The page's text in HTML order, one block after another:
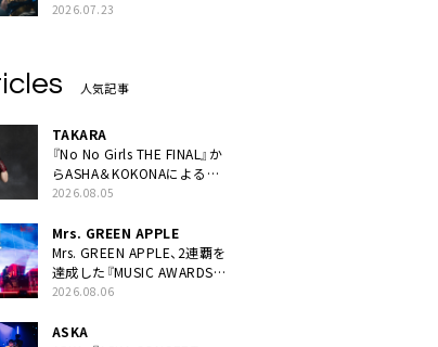
2026.07.23
人気記事
TAKARA
『No No Girls THE FINAL』か
らASHA＆KOKONAによるユ
ニット・TAKARAがデビュー
2026.08.05
Mrs. GREEN APPLE
Mrs. GREEN APPLE、2連覇を
達成した『MUSIC AWARDS
JAPAN 2026』での「クスシ
YouTube公開
2026.08.06
ASKA